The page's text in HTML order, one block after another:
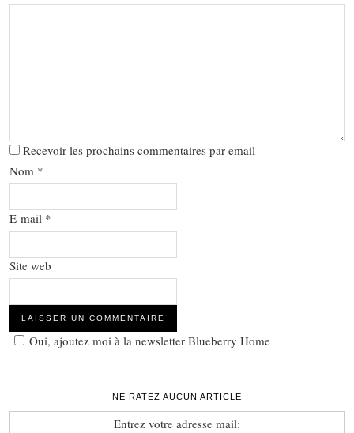
Recevoir les prochains commentaires par email
Nom *
E-mail *
Site web
Oui, ajoutez moi à la newsletter Blueberry Home
NE RATEZ AUCUN ARTICLE
Entrez votre adresse mail: